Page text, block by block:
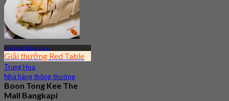
The Mall Bang Kapi
Giải thưởng Red Table
Trung Hoa
Nhà hàng thông thường
Boon Tong Kee The
Mall Bangkapi